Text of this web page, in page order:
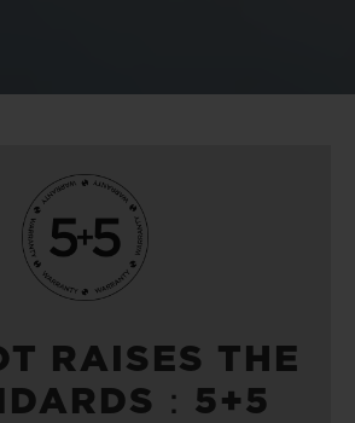
RAISES THE
：5+5